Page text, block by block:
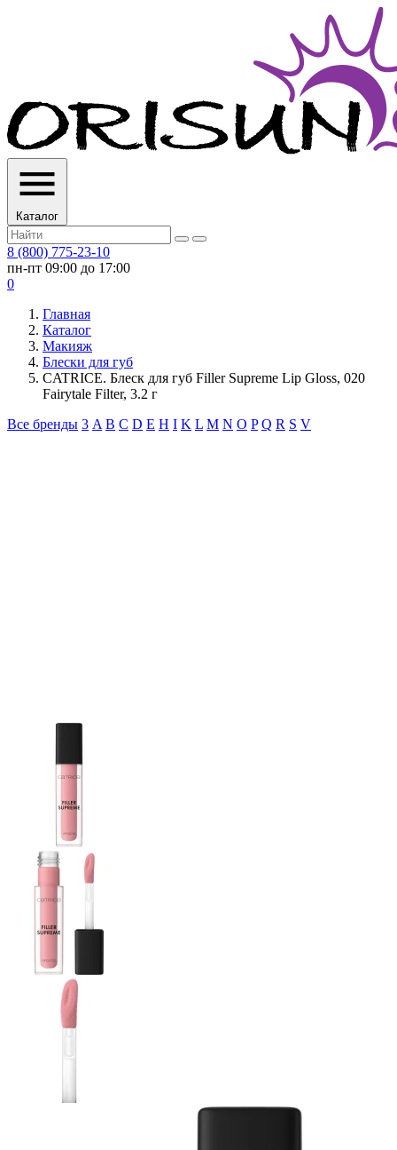
Каталог
8 (800) 775-23-10
пн-пт 09:00 до 17:00
0
Главная
Каталог
Макияж
Блески для губ
CATRICE. Блеск для губ Filler Supreme Lip Gloss, 020
Fairytale Filter, 3.2 г
Все бренды 3 A B C D E H I K L M N O P Q R S V